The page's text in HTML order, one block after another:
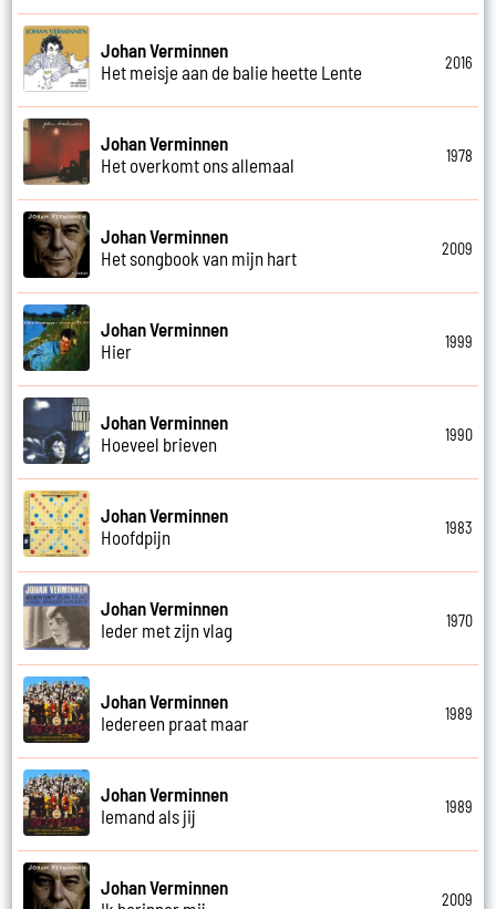
Johan Verminnen
Het meisje aan de balie heette Lente
2016
Johan Verminnen
Het overkomt ons allemaal
1978
Johan Verminnen
Het songbook van mijn hart
2009
Johan Verminnen
Hier
1999
Johan Verminnen
Hoeveel brieven
1990
Johan Verminnen
Hoofdpijn
1983
Johan Verminnen
Ieder met zijn vlag
1970
Johan Verminnen
Iedereen praat maar
1989
Johan Verminnen
Iemand als jij
1989
Johan Verminnen
2009